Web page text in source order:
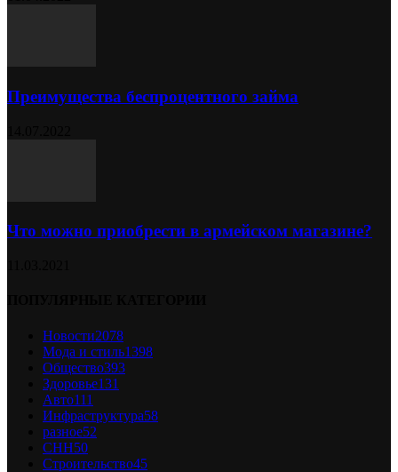
Преимущества беспроцентного займа
Что можно приобрести в армейском магазине?
Новости2078
Мода и стиль1398
Общество393
Здоровье131
Авто111
Инфраструктура58
разное52
СНН50
Строительство45